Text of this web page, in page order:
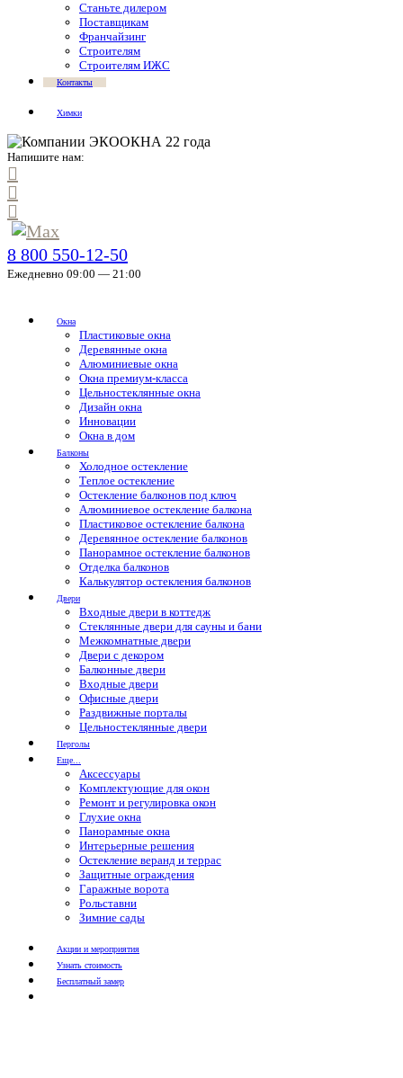
Станьте дилером
Поставщикам
Франчайзинг
Строителям
Строителям ИЖС
Контакты
Химки
Напишите нам:
8 800 550-12-50
Ежедневно 09:00 — 21:00
Окна
Пластиковые окна
Деревянные окна
Алюминиевые окна
Окна премиум-класса
Цельностеклянные окна
Дизайн окна
Инновации
Окна в дом
Балконы
Холодное остекление
Теплое остекление
Остекление балконов под ключ
Алюминиевое остекление балкона
Пластиковое остекление балкона
Деревянное остекление балконов
Панорамное остекление балконов
Отделка балконов
Калькулятор остекления балконов
Двери
Входные двери в коттедж
Стеклянные двери для сауны и бани
Межкомнатные двери
Двери с декором
Балконные двери
Входные двери
Офисные двери
Раздвижные порталы
Цельностеклянные двери
Перголы
Еще...
Аксессуары
Комплектующие для окон
Ремонт и регулировка окон
Глухие окна
Панорамные окна
Интерьерные решения
Остекление веранд и террас
Защитные ограждения
Гаражные ворота
Рольставни
Зимние сады
Акции и мероприятия
Узнать стоимость
Бесплатный замер